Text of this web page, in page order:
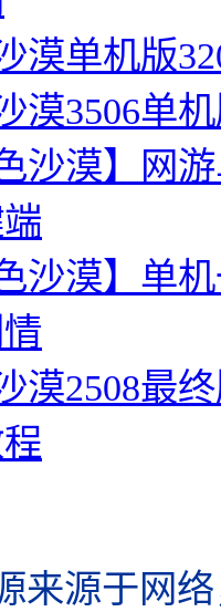
漠单机版
漠3506单
沙漠】网
沙漠】单
漠2508最
来源于网